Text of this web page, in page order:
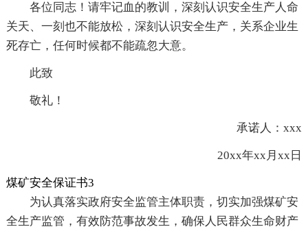
各位同志！请牢记血的教训，深刻认识安全生产人命
关天、一刻也不能放松，深刻认识安全生产，关系企业生
死存亡，任何时候都不能疏忽大意。
此致
敬礼！
承诺人：xxx
20xx年xx月xx日
煤矿安全保证书3
为认真落实政府安全监管主体职责，切实加强煤矿安
全生产监管，有效防范事故发生，确保人民群众生命财产